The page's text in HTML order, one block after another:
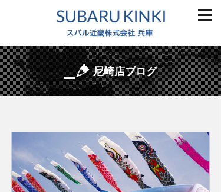
尼崎店ブログ